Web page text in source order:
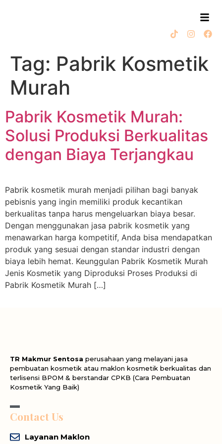
Tag: Pabrik Kosmetik
Murah
Pabrik Kosmetik Murah:
Solusi Produksi Berkualitas
dengan Biaya Terjangkau
Pabrik kosmetik murah menjadi pilihan bagi banyak
pebisnis yang ingin memiliki produk kecantikan
berkualitas tanpa harus mengeluarkan biaya besar.
Dengan menggunakan jasa pabrik kosmetik yang
menawarkan harga kompetitif, Anda bisa mendapatkan
produk yang sesuai dengan standar industri dengan
biaya lebih hemat. Keunggulan Pabrik Kosmetik Murah
Jenis Kosmetik yang Diproduksi Proses Produksi di
Pabrik Kosmetik Murah […]
TR Makmur Sentosa perusahaan yang melayani jasa
pembuatan kosmetik atau maklon kosmetik berkualitas dan
terlisensi BPOM & berstandar CPKB (Cara Pembuatan
Kosmetik Yang Baik)
Contact Us
Layanan Maklon